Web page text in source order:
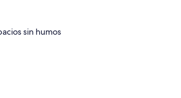
sin humos